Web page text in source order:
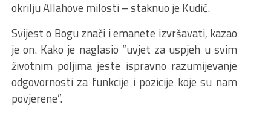
okrilju Allahove milosti – staknuo je Kudić.
Svijest o Bogu znači i emanete izvršavati, kazao
je on. Kako je naglasio “uvjet za uspjeh u svim
životnim poljima jeste ispravno razumijevanje
odgovornosti za funkcije i pozicije koje su nam
povjerene”.